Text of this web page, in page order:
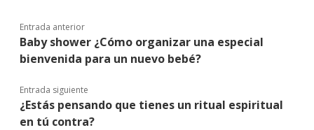
Entrada anterior
Baby shower ¿Cómo organizar una especial
bienvenida para un nuevo bebé?
Entrada siguiente
¿Estás pensando que tienes un ritual espiritual
en tú contra?